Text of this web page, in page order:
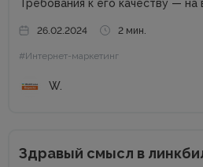
Требования к его качеству —
успехам. Добротный комплект
обсуждается. Без продвинутого
26.02.2024 2 мин.
#Интернет-маркетинг
W.
Здравый смысл в